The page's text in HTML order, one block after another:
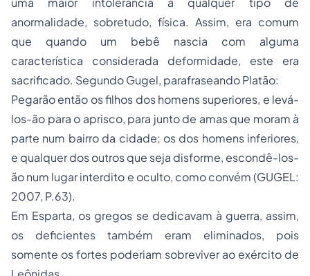
anormalidade, sobretudo, física. Assim, era comum
que quando um bebê nascia com alguma
característica considerada deformidade, este era
sacrificado. Segundo Gugel, parafraseando Platão:
Pegarão então os filhos dos homens superiores, e levá-
los-ão para o aprisco, para junto de amas que moram à
parte num bairro da cidade; os dos homens inferiores,
e qualquer dos outros que seja disforme, escondê-los-
ão num lugar interdito e oculto, como convém (GUGEL:
2007, P.63).
Em Esparta, os gregos se dedicavam à guerra, assim,
os deficientes também eram eliminados, pois
somente os fortes poderiam sobreviver ao exército de